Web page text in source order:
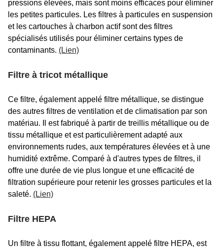
pressions élevées, mais sont moins efficaces pour éliminer
les petites particules. Les filtres à particules en suspension
et les cartouches à charbon actif sont des filtres
spécialisés utilisés pour éliminer certains types de
contaminants. (Lien)
Filtre à tricot métallique
Ce filtre, également appelé filtre métallique, se distingue
des autres filtres de ventilation et de climatisation par son
matériau. Il est fabriqué à partir de treillis métallique ou de
tissu métallique et est particulièrement adapté aux
environnements rudes, aux températures élevées et à une
humidité extrême. Comparé à d'autres types de filtres, il
offre une durée de vie plus longue et une efficacité de
filtration supérieure pour retenir les grosses particules et la
saleté. (Lien)
Filtre HEPA
Un filtre à tissu flottant, également appelé filtre HEPA, est